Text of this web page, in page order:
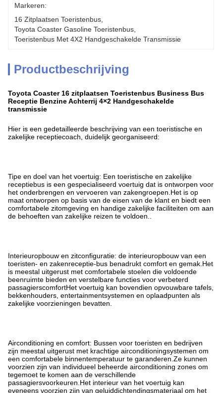
Markeren:
16 Zitplaatsen Toeristenbus
Toyota Coaster Gasoline Toeristenbus
Toeristenbus Met 4X2 Handgeschakelde Transmissie
Productbeschrijving
Toyota Coaster 16 zitplaatsen Toeristenbus Business Bus
Receptie Benzine Achterrij 4×2 Handgeschakelde
transmissie
Hier is een gedetailleerde beschrijving van een toeristische en
zakelijke receptiecoach, duidelijk georganiseerd:
Tipe en doel van het voertuig: Een toeristische en zakelijke
receptiebus is een gespecialiseerd voertuig dat is ontworpen voor
het onderbrengen en vervoeren van zakengroepen.Het is op
maat ontworpen op basis van de eisen van de klant en biedt een
comfortabele zitomgeving en handige zakelijke faciliteiten om aan
de behoeften van zakelijke reizen te voldoen..
Interieuropbouw en zitconfiguratie: de interieuropbouw van een
toeristen- en zakenreceptie-bus benadrukt comfort en gemak.Het
is meestal uitgerust met comfortabele stoelen die voldoende
beenruimte bieden en verstelbare functies voor verbeterd
passagierscomfortHet voertuig kan bovendien opvouwbare tafels,
bekkenhouders, entertainmentsystemen en oplaadpunten als
zakelijke voorzieningen bevatten.
Airconditioning en comfort: Bussen voor toeristen en bedrijven
zijn meestal uitgerust met krachtige airconditioningsystemen om
een comfortabele binnentemperatuur te garanderen.Ze kunnen
voorzien zijn van individueel beheerde airconditioning zones om
tegemoet te komen aan de verschillende
passagiersvoorkeuren.Het interieur van het voertuig kan
eveneens voorzien zijn van geluiddichtendingsmateriaal om het